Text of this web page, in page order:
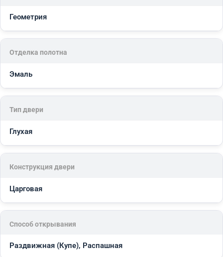
Геометрия
Отделка полотна
Эмаль
Тип двери
Глухая
Конструкция двери
Царговая
Способ открывания
Раздвижная (Купе), Распашная